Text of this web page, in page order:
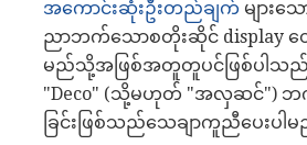
အကောင်းဆုံးဦးတည်ချက် များသ
ညာဘက်သောစတိုးဆိုင် display
မည်သို့အဖြစ်အတူတူပင်ဖြစ်ပါသည်
"Deco" (သို့မဟုတ် "အလှဆင်")
ခြင်းဖြစ်သည်သေချာကူညီပေးပါမ